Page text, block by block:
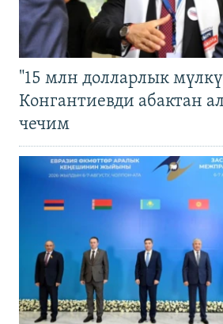
"15 млн долларлык
Конгантиевди абактан
чечим